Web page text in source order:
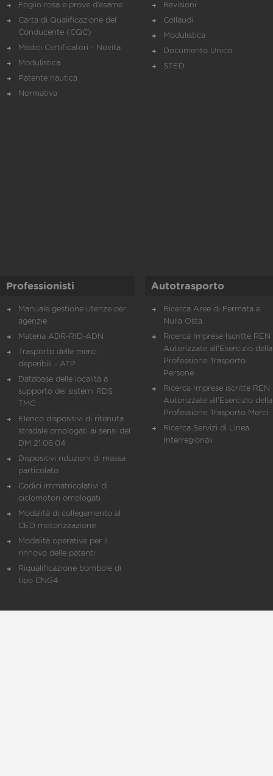
Foglio rosa e prove d’esame
Carta di Qualificazione del
Conducente (CQC)
Medici Certificatori - Novità
Modulistica
Patente nautica
Normativa
Revisioni
Collaudi
Modulistica
Documento Unico
STED
Professionisti
Manuale gestione utenze per
agenzie
Materia ADR-RID-ADN
Trasporto delle merci
deperibili - ATP
Database delle località a
supporto dei sistemi RDS
TMC
Elenco dispositivi di ritenuta
stradale omologati ai sensi del
DM 21.06.04
Dispositivi riduzioni di massa
particolato
Codici immatricolativi di
ciclomotori omologati
Modalità di collegamento al
CED motorizzazione
Modalità operative per il
rinnovo delle patenti
Riqualificazione bombole di
tipo CNG4
Autotrasporto
Ricerca Aree di Fermata e
Nulla Osta
Ricerca Imprese Iscritte REN
Autorizzate all'Esercizio della
Professione Trasporto
Persone
Ricerca Imprese iscritte REN
Autorizzate all'Esercizio della
Professione Trasporto Merci
Ricerca Servizi di Linea
Interregionali